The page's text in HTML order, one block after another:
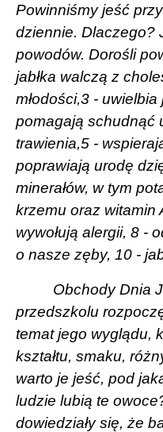
Powinniśmy jeść
dziennie. Dlaczego?
powodów. Dorośli
jabłka walczą z
młodości,3 -
pomagają schudnąć
trawienia,5 -
poprawiają urodę
minerałów, w tym
krzemu oraz witamin
wywołują alergii, 8 -
o nasze zęby, 10 -
Obchody Dnia
przedszkolu
temat jego wyglądu,
kształtu, smaku,
warto je jeść, pod
ludzie lubią te
dowiedziały się, że